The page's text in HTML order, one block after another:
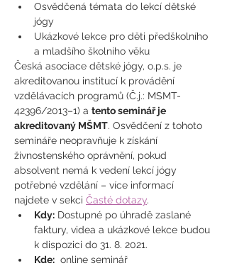
Osvědčená témata do lekcí dětské
jógy
Ukázkové lekce pro děti předškolního
a mladšího školního věku
Česká asociace dětské jógy, o.p.s. je
akreditovanou institucí k provádění
vzdělávacích programů (Č.j.: MSMT-
42396/2013–1) a tento seminář je
akreditovaný MŠMT. Osvědčení z tohoto
semináře neopravňuje k získání
živnostenského oprávnění, pokud
absolvent nemá k vedení lekcí jógy
potřebné vzdělání – více informací
najdete v sekci Časté dotazy.
Kdy: Dostupné po úhradě zaslané
faktury, videa a ukázkové lekce budou
k dispozici do 31. 8. 2021.
Kde: online seminář